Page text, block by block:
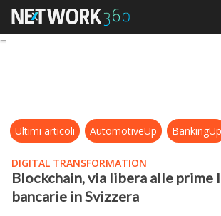
Blockchain, via
Ultimi articoli AutomotiveUp BankingUp
DIGITAL TRANSFORMATION
Blockchain, via libera alle prime
bancarie in Svizzera